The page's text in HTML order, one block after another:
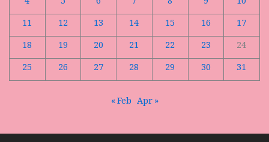
4
5 6 7 8 9
10
11
12 13 14 15 16
17
18
19 20 21 22 23
24
25
26 27 28 29 30 31
« Feb Apr »